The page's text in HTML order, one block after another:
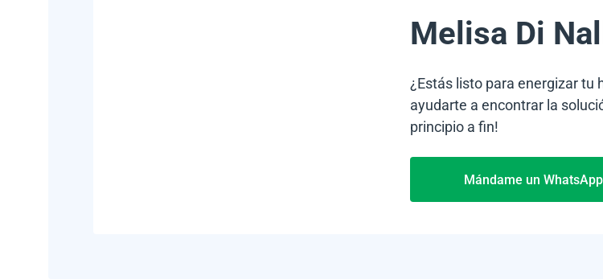
Melisa Di
¿Estás listo para energizar tu
ayudarte a encontrar la
principio a fin!
Mándame un WhatsApp